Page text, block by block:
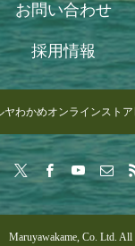
お問い合わせ
採用情報
ヤわかめオンラインスト
Co. Ltd. All